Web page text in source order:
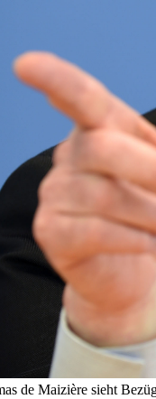
de Maizière sieht